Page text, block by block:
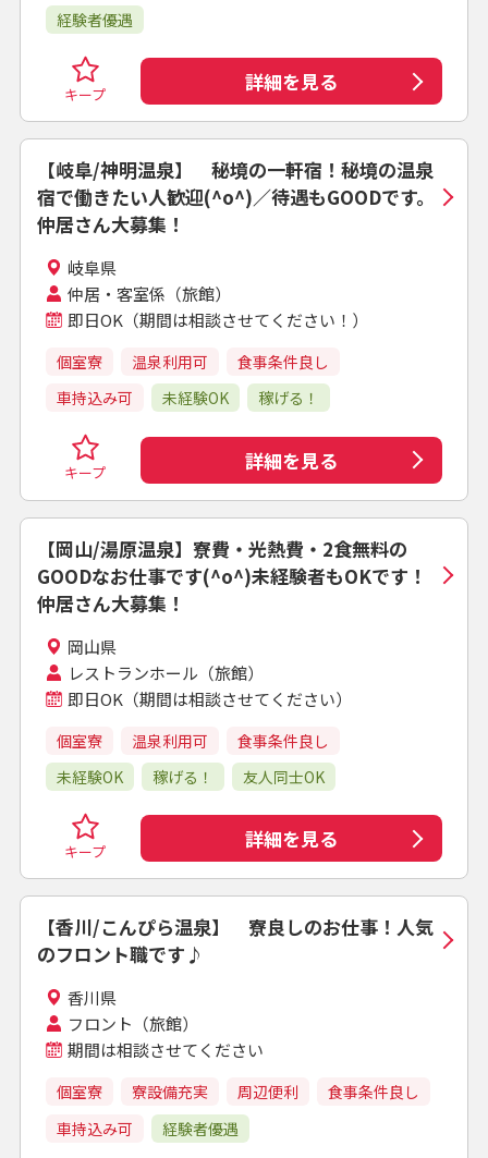
経験者優遇
キープ 詳細を見る
【岐阜/神明温泉】 秘境の一軒宿！秘境の温泉
宿で働きたい人歓迎(^o^)／待遇もGOODです。
仲居さん大募集！
岐阜県
仲居・客室係（旅館）
即日OK（期間は相談させてください！）
個室寮 温泉利用可
食事条件良し
車持込み可
未経験OK 稼げる！
キープ 詳細を見る
【岡山/湯原温泉】寮費・光熱費・2食無料の
GOODなお仕事です(^o^)未経験者もOKです！
仲居さん大募集！
岡山県
レストランホール（旅館）
即日OK（期間は相談させてください）
個室寮 温泉利用可
食事条件良し
未経験OK
稼げる！ 友人同士OK
キープ 詳細を見る
【香川/こんぴら温泉】 寮良しのお仕事！人気
のフロント職です♪
香川県
フロント（旅館）
期間は相談させてください
個室寮 寮設備充実 周辺便利
食事条件良し
車持込み可
経験者優遇